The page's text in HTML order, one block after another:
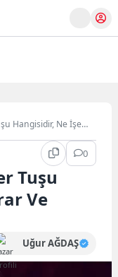
Hangisidir, Ne İşe
0
Tuşu
Ve
Uğur AĞDAŞ